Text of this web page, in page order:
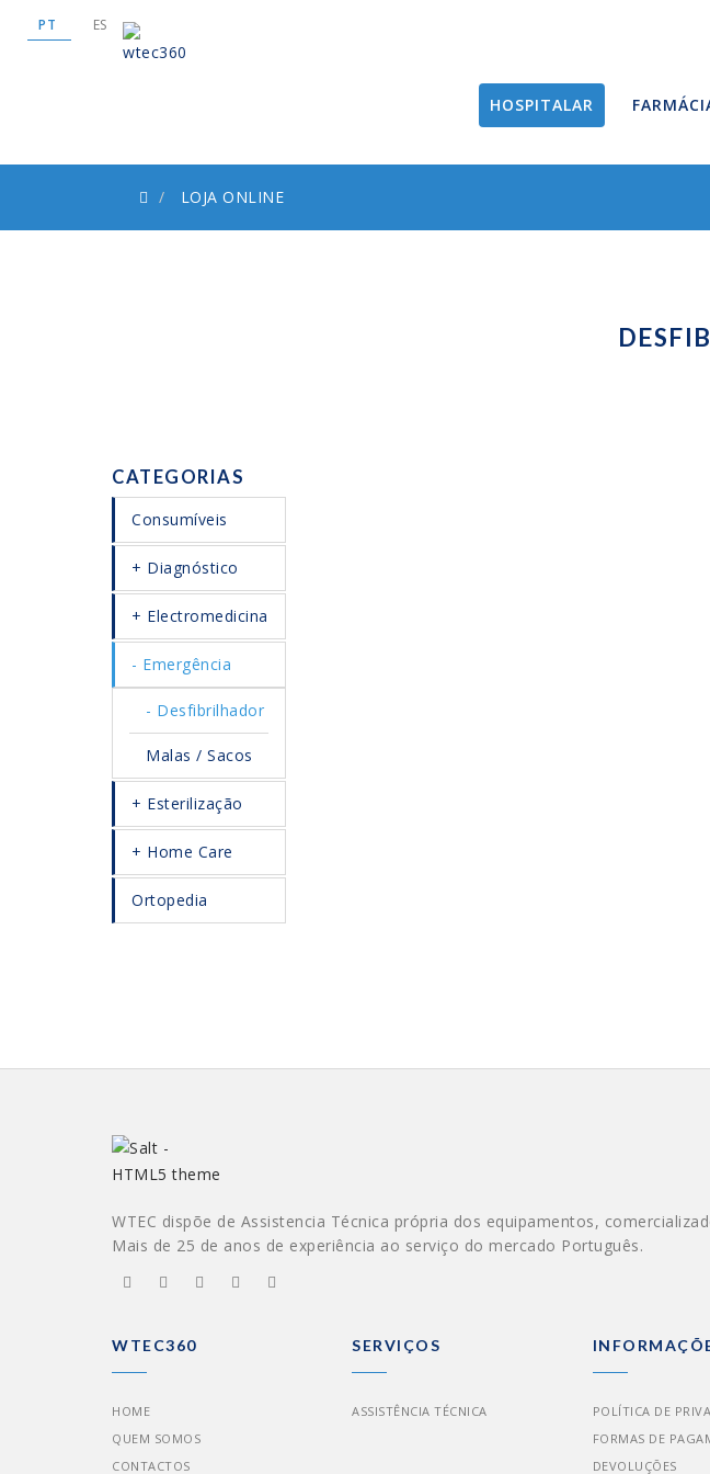
PT ES
HOSPITALAR
LOJA ONLINE
CATEGORIAS
Consumíveis
Diagnóstico
Electromedicina
Emergência
Desfibrilhador
Malas / Sacos
Esterilização
Home Care
Ortopedia
WTEC dispõe de Assistencia Técnica própria dos equipamentos,
Mais de 25 de anos de experiência ao serviço do mercado Português.
WTEC360
HOME
QUEM SOMOS
CONTACTOS
SERVIÇOS
ASSISTÊNCIA TÉCNICA
POLÍTICA DE
FORMAS DE
DEVOLUÇÕES